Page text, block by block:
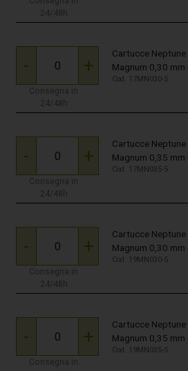
24/48h
- +
Consegna in
24/48h
Cartucce Neptune
Magnum 0,30 mm
Cod. 17MN030-5
- +
Consegna in
24/48h
Cartucce Neptune
Magnum 0,35 mm
Cod. 17MN035-5
- +
Consegna in
24/48h
Cartucce Neptune
Magnum 0,30 mm
Cod. 19MN030-5
- +
Consegna in
Cartucce Neptune
Magnum 0,35 mm
Cod. 19MN035-5